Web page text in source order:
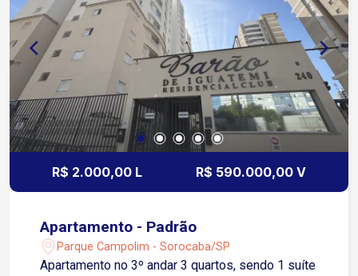
pintura e os serviços elétricos.
R$ 2.000,00 L R$ 590.000,00 V
Apartamento - Padrão
Parque Campolim - Sorocaba/SP
Apartamento no 3º andar 3 quartos, sendo 1 suíte